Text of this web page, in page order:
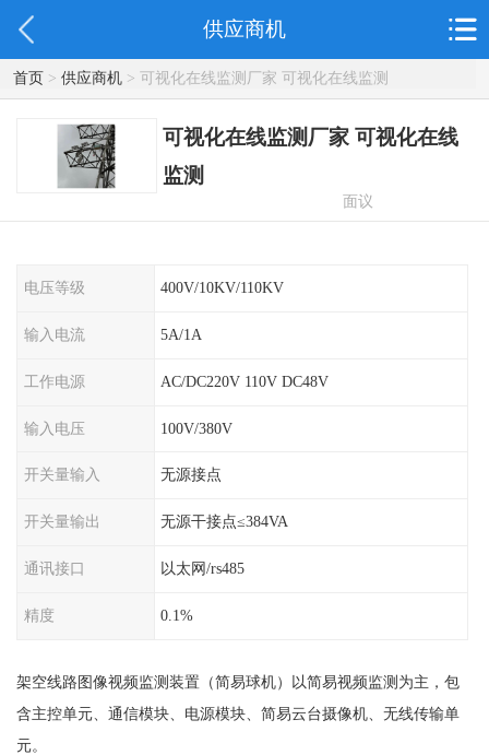
供应商机
首页> 供应商机> 可视化在线监测厂家 可视化在线监测
可视化在线监测厂家 可视化在线
监测
面议
电压等级 400V/10KV/110KV
输入电流 5A/1A
工作电源 AC/DC220V 110V DC48V
输入电压 100V/380V
开关量输入 无源接点
开关量输出 无源干接点≤384VA
通讯接口 以太网/rs485
精度 0.1%
架空线路图像视频监测装置（简易球机）以简易视频监测为主，包
含主控单元、通信模块、电源模块、简易云台摄像机、无线传输单
元。